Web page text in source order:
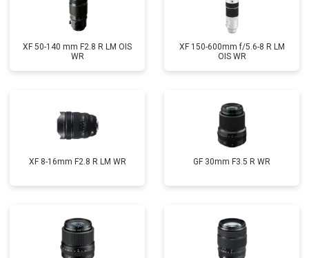
XF 50-140 mm F2.8 R LM OIS
WR
XF 150-600mm f/5.6-8 R LM
OIS WR
XF 8-16mm F2.8 R LM WR GF 30mm F3.5 R WR